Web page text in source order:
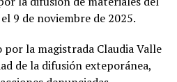
9 de noviembre de 2025.
la magistrada Claudia Valle
de la difusión exteporánea,